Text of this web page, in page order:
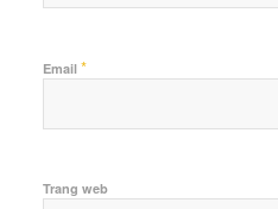
Email *
Trang web